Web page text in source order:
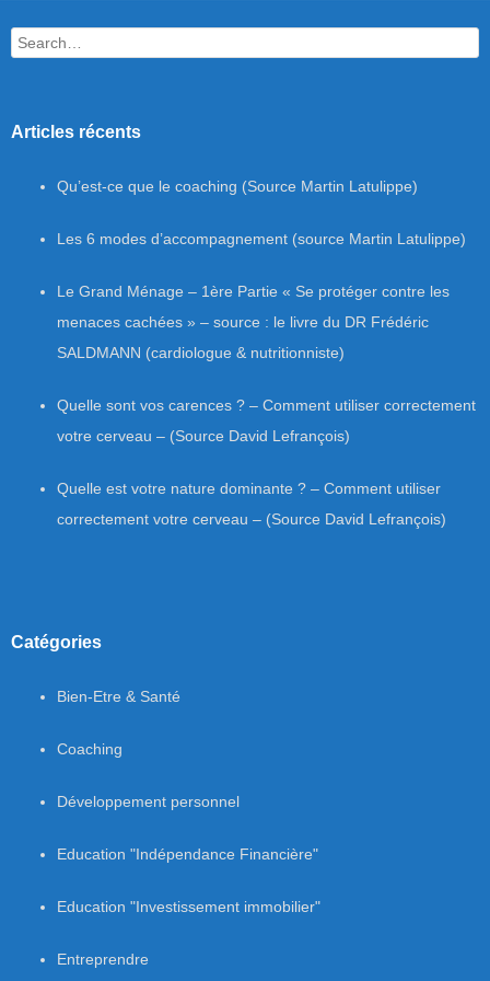
Search
Articles récents
Qu’est-ce que le coaching (Source Martin Latulippe)
Les 6 modes d’accompagnement (source Martin Latulippe)
Le Grand Ménage – 1ère Partie « Se protéger contre les
menaces cachées » – source : le livre du DR Frédéric
SALDMANN (cardiologue & nutritionniste)
Quelle sont vos carences ? – Comment utiliser correctement
votre cerveau – (Source David Lefrançois)
Quelle est votre nature dominante ? – Comment utiliser
correctement votre cerveau – (Source David Lefrançois)
Catégories
Bien-Etre & Santé
Coaching
Développement personnel
Education "Indépendance Financière"
Education "Investissement immobilier"
Entreprendre